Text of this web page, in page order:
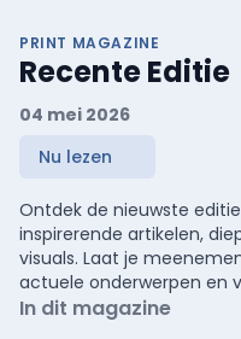
PRINT MAGAZINE
Recente Editie
04 mei 2026
Nu lezen
Ontdek de nieuwste
inspirerende artikelen,
visuals. Laat je
actuele onderwerpen en
In dit magazine